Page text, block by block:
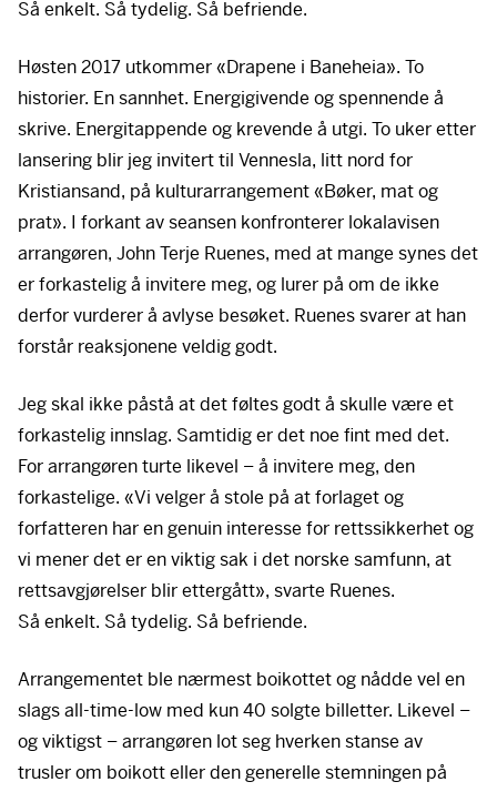
Så enkelt. Så tydelig. Så befriende.
Høsten 2017 utkommer «Drapene i Baneheia». To
historier. En sannhet. Energigivende og spennende å
skrive. Energitappende og krevende å utgi. To uker etter
lansering blir jeg invitert til Vennesla, litt nord for
Kristiansand, på kulturarrangement «Bøker, mat og
prat». I forkant av seansen konfronterer lokalavisen
arrangøren, John Terje Ruenes, med at mange synes det
er forkastelig å invitere meg, og lurer på om de ikke
derfor vurderer å avlyse besøket. Ruenes svarer at han
forstår reaksjonene veldig godt.
Jeg skal ikke påstå at det føltes godt å skulle være et
forkastelig innslag. Samtidig er det noe fint med det.
For arrangøren turte likevel – å invitere meg, den
forkastelige. «Vi velger å stole på at forlaget og
forfatteren har en genuin interesse for rettssikkerhet og
vi mener det er en viktig sak i det norske samfunn, at
rettsavgjørelser blir ettergått», svarte Ruenes.
Så enkelt. Så tydelig. Så befriende.
Arrangementet ble nærmest boikottet og nådde vel en
slags all-time-low med kun 40 solgte billetter. Likevel –
og viktigst – arrangøren lot seg hverken stanse av
trusler om boikott eller den generelle stemningen på